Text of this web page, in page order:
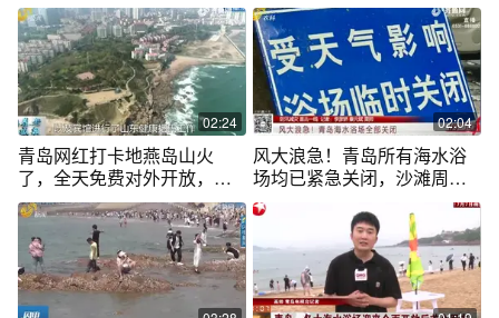
02:24
青岛网红打卡地燕岛山火
了，全天免费对外开放，海
边美照拍起来！
02:04
风大浪急！青岛所有海水浴
场均已紧急关闭，沙滩周边
拉起警戒线